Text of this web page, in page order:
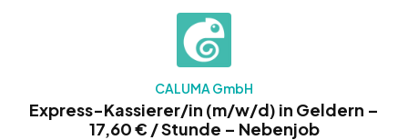
CALUMA GmbH
Express-Kassierer/in (m/w/d) in Geldern –
17,60 € / Stunde – Nebenjob